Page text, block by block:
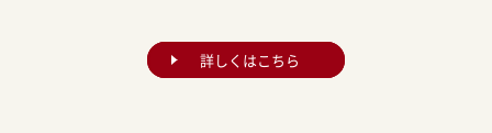
詳しくはこちら